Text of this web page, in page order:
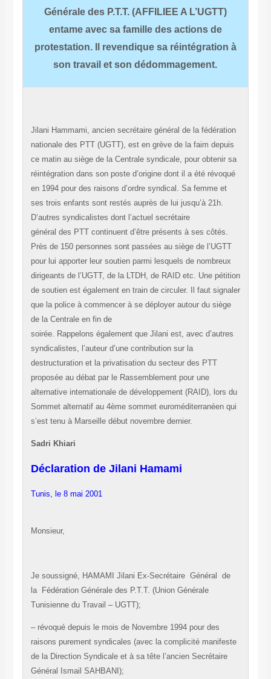
Générale des P.T.T. (AFFILIEE A L’UGTT)
entame avec sa famille des actions de
protestation. Il revendique sa réintégration à
son travail et son dédommagement.
Jilani Hammami, ancien secrétaire général de la fédération
nationale des PTT (UGTT), est en grève de la faim depuis
ce matin au siège de la Centrale syndicale, pour obtenir sa
réintégration dans son poste d’origine dont il a été révoqué
en 1994 pour des raisons d’ordre syndical. Sa femme et
ses trois enfants sont restés auprès de lui jusqu’à 21h.
D’autres syndicalistes dont l’actuel secrétaire
général des PTT continuent d’être présents à ses côtés.
Près de 150 personnes sont passées au siège de l’UGTT
pour lui apporter leur soutien parmi lesquels de nombreux
dirigeants de l’UGTT, de la LTDH, de RAID etc. Une pétition
de soutien est également en train de circuler. Il faut signaler
que la police à commencer à se déployer autour du siège
de la Centrale en fin de
soirée. Rappelons également que Jilani est, avec d’autres
syndicalistes, l’auteur d’une contribution sur la
destructuration et la privatisation du secteur des PTT
proposée au débat par le Rassemblement pour une
alternative internationale de développement (RAID), lors du
Sommet alternatif au 4ème sommet euroméditerranéen qui
s’est tenu à Marseille début novembre dernier.
Sadri Khiari
Déclaration de Jilani Hamami
Tunis, le 8 mai 2001
Monsieur,
Je soussigné, HAMAMI Jilani Ex-Secrétaire Général
de
la
Fédération Générale des P.T.T. (Union Générale
Tunisienne du Travail – UGTT);
– révoqué depuis le mois de Novembre 1994 pour des
raisons purement syndicales (avec la complicité manifeste
de la Direction Syndicale et à sa tête l’ancien Secrétaire
Général Ismail SAHBANI);